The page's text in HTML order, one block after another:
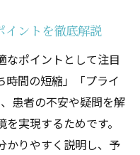
みへの配慮ポイン
医者が選ばれる理
不安解消サポート
イントを徹底解説
なポイントとして注目
時間の短縮」「プライ
患者の不安や疑問を解
実現するためです。
かりやすく説明し、予